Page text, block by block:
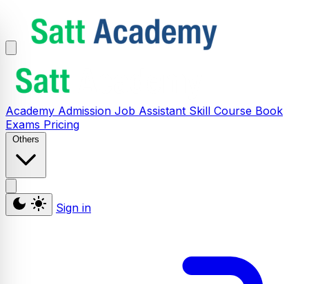
Academy Admission Job Assistant Skill Course Book
Exams Pricing
Others
Sign in